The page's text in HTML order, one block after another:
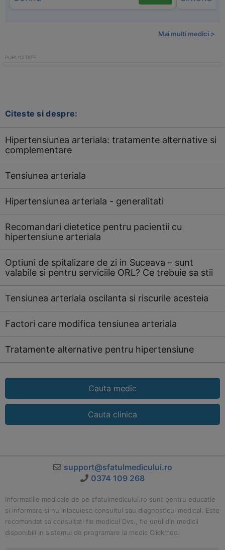
Mai multi medici >
Citeste si despre:
Hipertensiunea arteriala: tratamente alternative si
complementare
Tensiunea arteriala
Hipertensiunea arteriala - generalitati
Recomandari dietetice pentru pacientii cu
hipertensiune arteriala
Optiuni de spitalizare de zi in Suceava – sunt
valabile si pentru serviciile ORL? Ce trebuie sa stii
Tensiunea arteriala oscilanta si riscurile acesteia
Factori care modifica tensiunea arteriala
Tratamente alternative pentru hipertensiune
Cauta medic
Cauta clinica
support@sfatulmedicului.ro
0374 109 268
Informatiile medicale de pe sfatulmedicului.ro sunt pentru educatie
si informare si nu inlocuiesc consultul sau diagnosticul medical. Este
recomandat sa consultati fie medicul Dvs., fie unul din medicii
disponibili in sistemul de programare la medic Clickmed.